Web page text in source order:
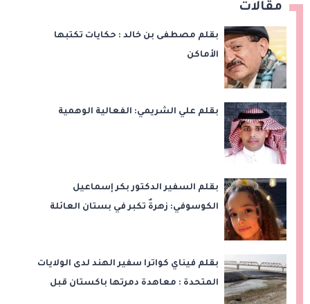
مقالات
بقلم مصطفى بن خالد : حكايات تكتبها
الأماكن
بقلم علي الشريمي: الفعالية الوهمية
بقلم السفير الدكتور بكر إسماعيل
الكوسوفي: زهرةٌ تكبر في بستان العائلة
بقلم فيناي كواترا سفير الهند لدى الولايات
المتحدة : معاهدة دمرتها باكستان قبل